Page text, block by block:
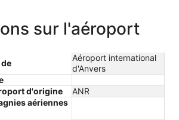
sur l'aéroport
Aéroport international
d'Anvers
d'origine
ANR
aériennes